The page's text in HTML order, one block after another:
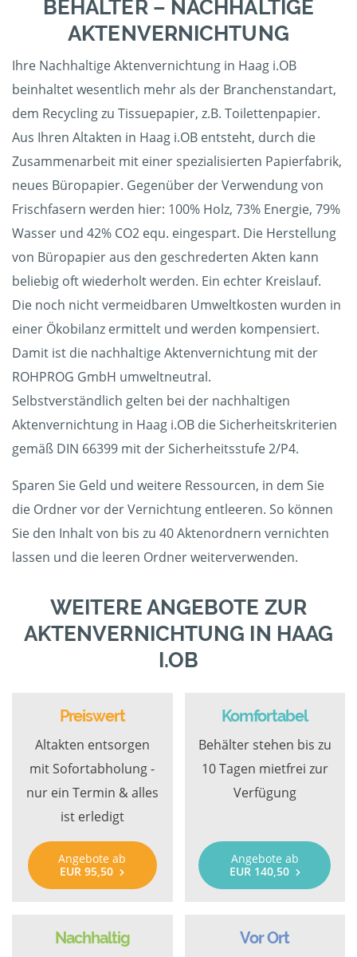
BEHÄLTER – NACHHALTIGE
AKTENVERNICHTUNG
Ihre Nachhaltige Aktenvernichtung in Haag i.OB
beinhaltet wesentlich mehr als der Branchenstandart,
dem Recycling zu Tissuepapier, z.B. Toilettenpapier.
Aus Ihren Altakten in Haag i.OB entsteht, durch die
Zusammenarbeit mit einer spezialisierten Papierfabrik,
neues Büropapier. Gegenüber der Verwendung von
Frischfasern werden hier: 100% Holz, 73% Energie, 79%
Wasser und 42% CO2 equ. eingespart. Die Herstellung
von Büropapier aus den geschrederten Akten kann
beliebig oft wiederholt werden. Ein echter Kreislauf.
Die noch nicht vermeidbaren Umweltkosten wurden in
einer Ökobilanz ermittelt und werden kompensiert.
Damit ist die nachhaltige Aktenvernichtung mit der
ROHPROG GmbH umweltneutral.
Selbstverständlich gelten bei der nachhaltigen
Aktenvernichtung in Haag i.OB die Sicherheitskriterien
gemäß DIN 66399 mit der Sicherheitsstufe 2/P4.
Sparen Sie Geld und weitere Ressourcen, in dem Sie
die Ordner vor der Vernichtung entleeren. So können
Sie den Inhalt von bis zu 40 Aktenordnern vernichten
lassen und die leeren Ordner weiterverwenden.
WEITERE ANGEBOTE ZUR
AKTENVERNICHTUNG IN HAAG
I.OB
Preiswert
Altakten entsorgen
mit Sofortabholung -
nur ein Termin & alles
ist erledigt
Angebote ab
EUR 95,50
Komfortabel
Behälter stehen bis zu
10 Tagen mietfrei zur
Verfügung
Angebote ab
EUR 140,50
Nachhaltig Vor Ort